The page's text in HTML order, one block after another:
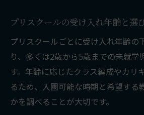
間
子どもの成長段階に合う
集団生活で育む力とその伸ば
プリスクールで育つ協調
さ
プリスクールの受け入れ年齢と選
プリスクールごとに受け入れ年齢の
り、多くは2歳から5歳までの未就学
す。年齢に応じたクラス編成やカリ
るため、入園可能な時期と希望する
かを調べることが大切です。